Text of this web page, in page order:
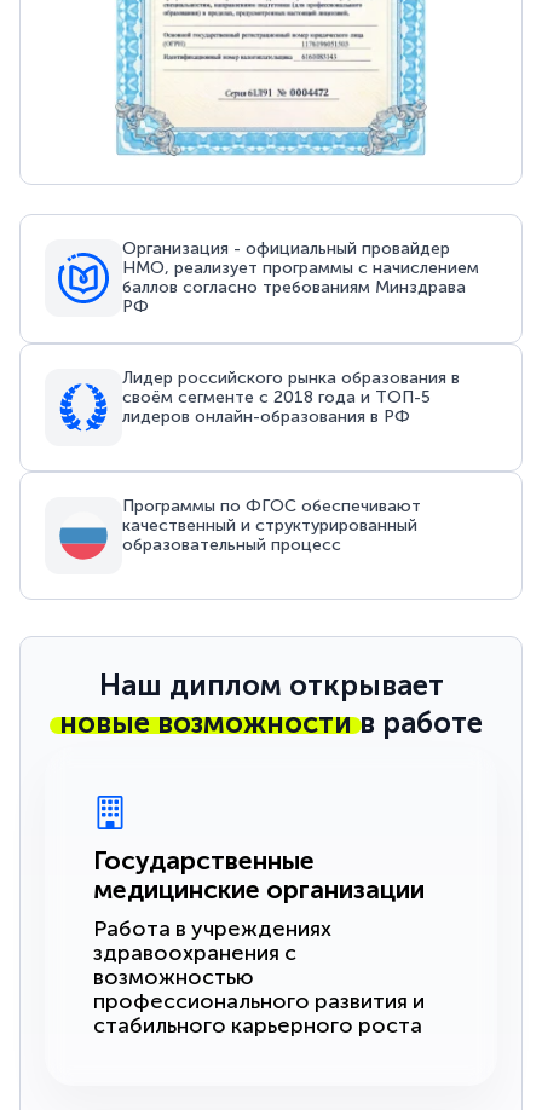
Организация - официальный провайдер
НМО, реализует программы с начислением
баллов согласно требованиям Минздрава
РФ
Лидер российского рынка образования в
своём сегменте с 2018 года и ТОП-5
лидеров онлайн-образования в РФ
Программы по ФГОС обеспечивают
качественный и структурированный
образовательный процесс
Наш диплом открывает
новые возможностив работе
Государственные
медицинские организации
Работа в учреждениях
здравоохранения с
возможностью
профессионального развития и
стабильного карьерного роста